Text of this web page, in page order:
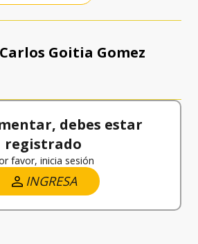
Goitia Gomez
debes estar
registrado
favor, inicia sesión
INGRESA